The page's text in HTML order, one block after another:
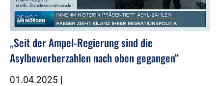
„Seit der Ampel-Regierung sind die
Asylbewerberzahlen nach oben gegangen“
01.04.2025 |